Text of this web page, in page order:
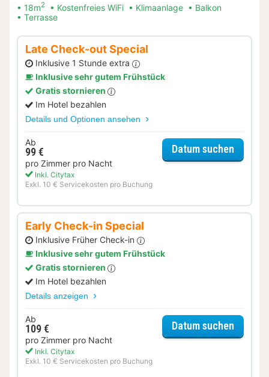
18m2 Kostenfreies WiFi Klimaanlage
Balkon
Terrasse
Late Check-out Special
Inklusive 1 Stunde extra
Inklusive sehr gutem Frühstück
Gratis stornieren
Im Hotel bezahlen
Details und Optionen ansehen
Ab
99 €
pro Zimmer pro Nacht
Inkl. Citytax
Exkl. 10 € Servicekosten pro Buchung
Datum suchen
Early Check-in Special
Inklusive Früher Check-in
Inklusive sehr gutem Frühstück
Gratis stornieren
Im Hotel bezahlen
Details anzeigen
Ab
109 €
pro Zimmer pro Nacht
Inkl. Citytax
Exkl. 10 € Servicekosten pro Buchung
Datum suchen